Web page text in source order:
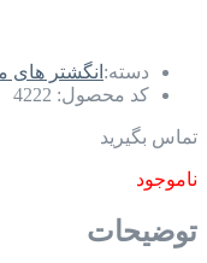
دسته: انگشتر های
کد محصول: 4222
تماس بگیرید
ناموجود
توضیحات